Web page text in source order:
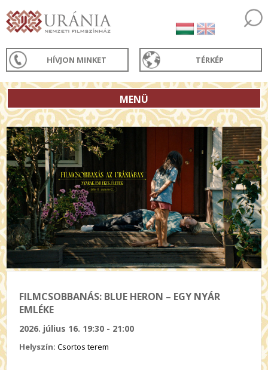
HÍVJON MINKET TÉRKÉP
MENÜ
FILMCSOBBANÁS: BLUE HERON – EGY NYÁR
EMLÉKE
2026. július 16. 19:30 - 21:00
Helyszín:Csortos terem